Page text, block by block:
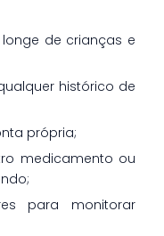
de crianças e
histórico de
própria;
medicamento ou
para monitorar